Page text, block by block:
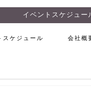
イベントスケジュー
スケジュール 会社概